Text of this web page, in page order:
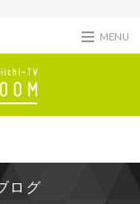
MENU
ログ